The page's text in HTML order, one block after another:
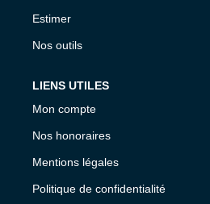
Estimer
Nos outils
LIENS UTILES
Mon compte
Nos honoraires
Mentions légales
Politique de confidentialité